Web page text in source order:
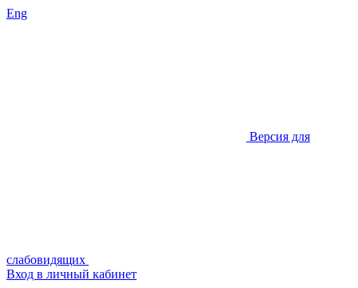
Eng
Версия для
слабовидящих
Вход в личный кабинет